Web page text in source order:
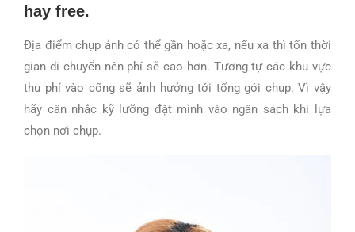
hay free.
Địa điểm chụp ảnh có thể gần hoặc xa, nếu xa thì tốn thời
gian di chuyển nên phí sẽ cao hơn. Tương tự các khu vực
thu phí vào cổng sẽ ảnh hưởng tới tổng gói chụp. Vì vậy
hãy cân nhắc kỹ lưỡng đặt mình vào ngân sách khi lựa
chọn nơi chụp.